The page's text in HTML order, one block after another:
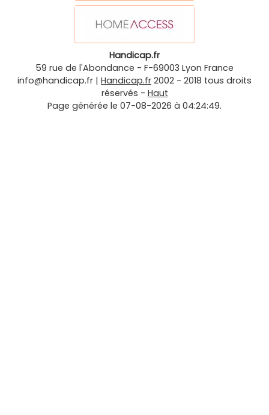
Handicap.fr
59 rue de l'Abondance - F-69003 Lyon France
info@handicap.fr | Handicap.fr 2002 - 2018 tous droits
réservés - Haut
Page générée le 07-08-2026 à 04:24:49.